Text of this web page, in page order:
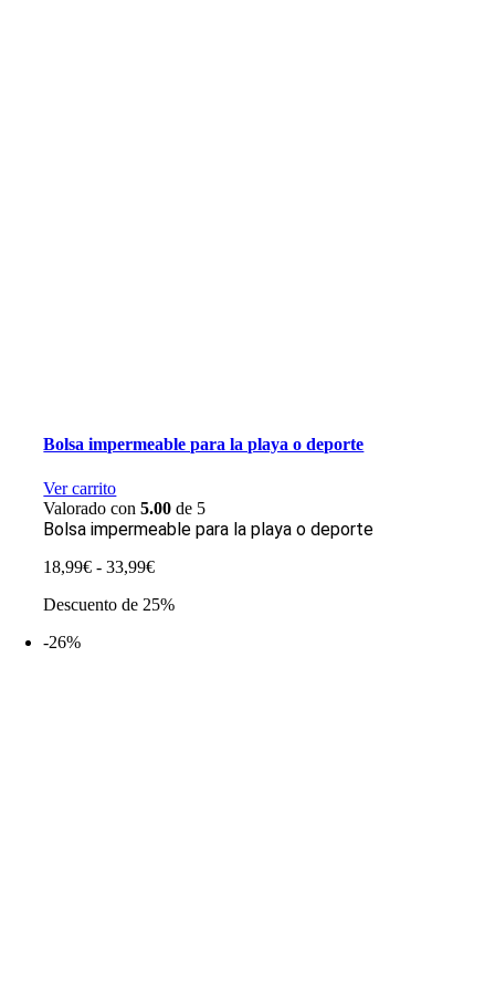
Bolsa impermeable para la playa o deporte
Ver carrito
Valorado con5.00 de 5
Bolsa impermeable para la playa o deporte
18,99€ - 33,99€Rango
precios:
Descuento de 25%
-26%